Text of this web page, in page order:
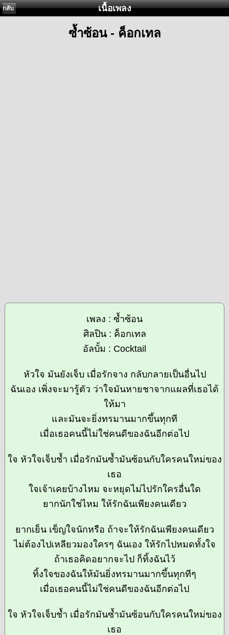
กลับ เนื้อเพลง
ซ้ำซ้อน - ค็อกเทล
เพลง : ซ้ำซ้อน
ศิลปิน : ค็อกเทล
อัลบั้ม : Cocktail
หัวใจ มันยังเจ็บ เมื่อรักจาง กลับกลายเป็นอื่นไป
ฉันเอง เพิ่งจะมารู้ตัว ว่าใจมันหายชาจากแผลที่เธอได้
ให้มา
และมันจะยิ่งทรมานมากขึ้นทุกที
เมื่อเธอคนนี้ไม่ใช่คนดีของฉันอีกต่อไป
ใจ หัวใจเจ็บช้ำ เมื่อรักมันซ้ำมันซ้อนกับใครคนใหม่ของ
เธอ
ใจเจ้าเคยบ้างไหม จะหยุดไม่ไปรักใครอื่นใด
ยากนักใช่ไหม ให้รักฉันเพียงคนเดียว
ยากเย็น เข็ญใจนักหรือ ถ้าจะให้รักฉันเพียงคนเดียว
ไม่ต้องไปเหลียวมองใครๆ ฉันเอง ให้รักไปหมดทั้งใจ
ถ้าเธอคิดอยากจะไป ก็ทิ้งฉันไว้
ทิ้งใจของฉันให้มันยิ่งทรมานมากขึ้นทุกทีๆ
เมื่อเธอคนนี้ไม่ใช่คนดีของฉันอีกต่อไป
ใจ หัวใจเจ็บช้ำ เมื่อรักมันซ้ำมันซ้อนกับใครคนใหม่ของ
เธอ